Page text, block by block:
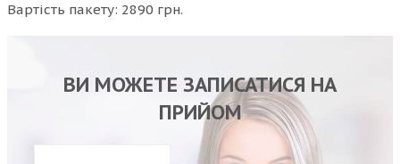
Вартість пакету: 2890 грн.
ВИ МОЖЕТЕ ЗАПИСАТИСЯ НА
ПРИЙОМ